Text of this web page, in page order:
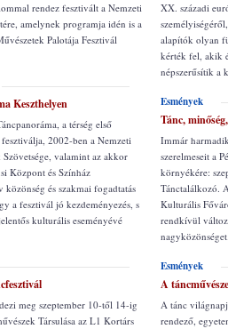
rendez fesztivált a Nemzeti
amelynek programja idén is a
Palotája Fesztivál
Keszthelyen
a térség első
2002-ben a Nemzeti
valamint az akkor
Központ és Színház
és szakmai fogadtatás
a fesztivál jó kezdeményezés, s
kulturális eseményévé
meg szeptember 10-től 14-ig
Társulása az L1 Kortárs
XX. századi
alapítók olyan
kérték fel, akik
népszerűsítik a
Esmények
Tánc,
Immár
szerelmeseit a
környékére:
Tánctalálkozó.
Kulturális
rendkívül
Esmények
A
A tánc
rendező,